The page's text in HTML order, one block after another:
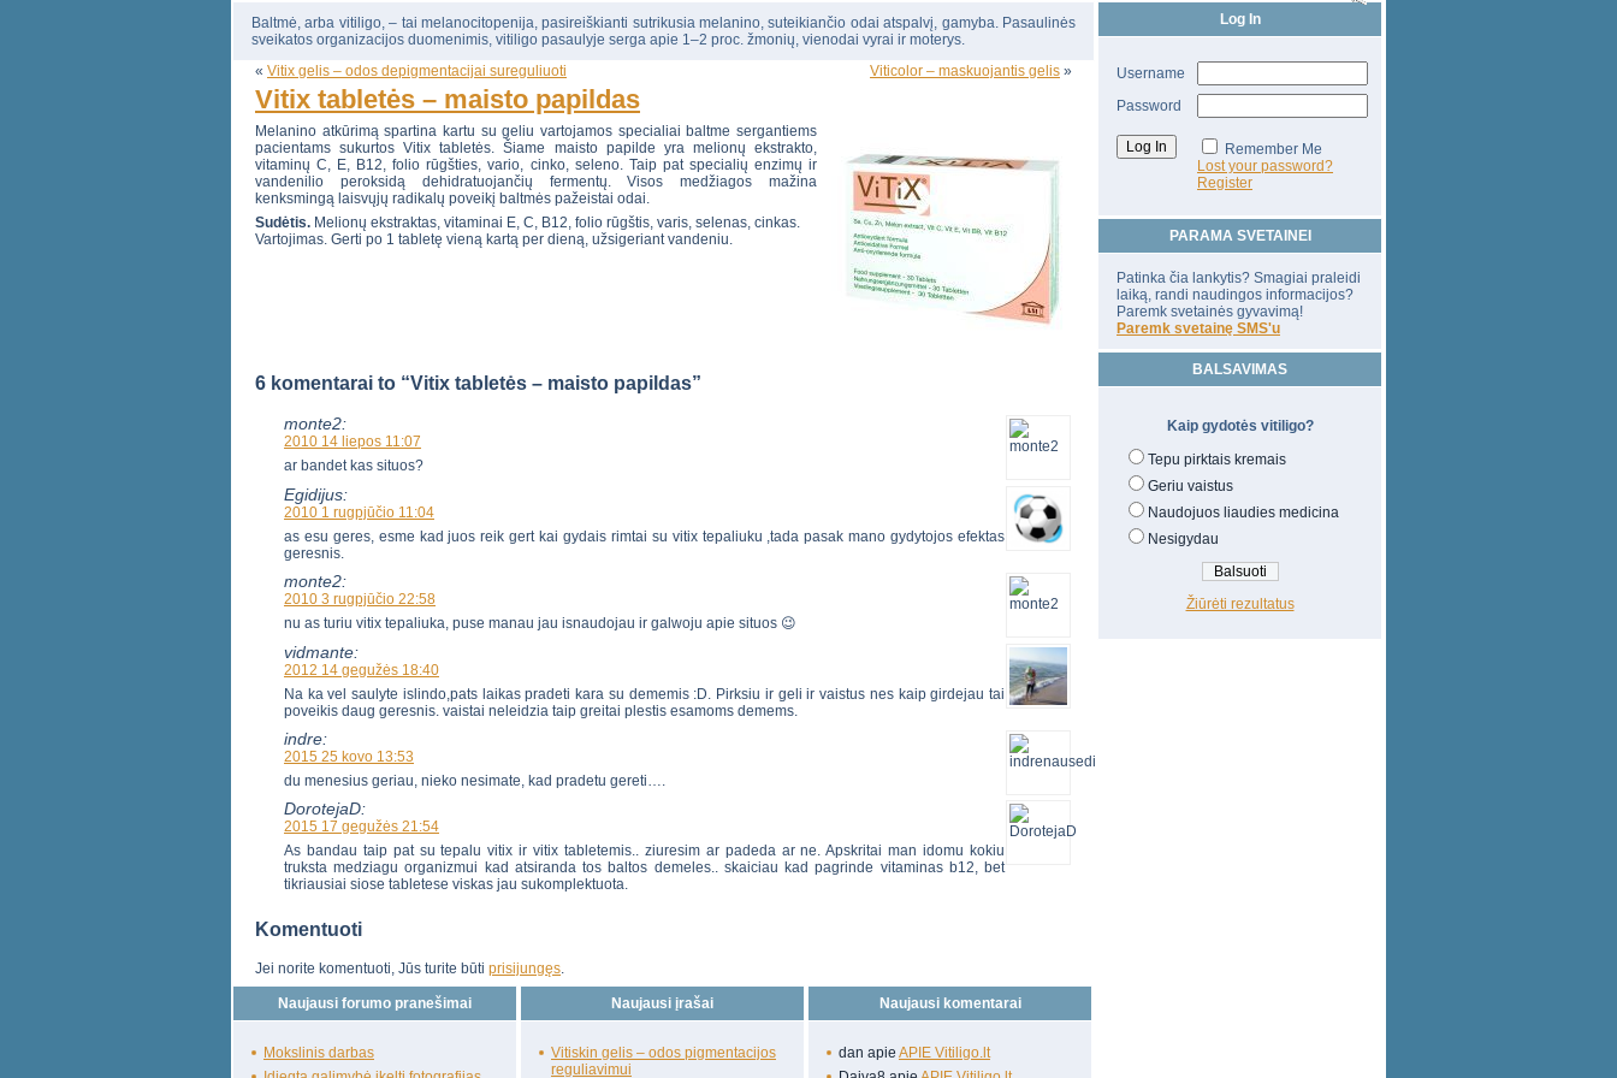
Baltmė, arba vitiligo, – tai melanocitopenija, pasireiškianti sutrikusia melanino, suteikiančio odai atspalvį, gamyba. Pasaulinės
sveikatos organizacijos duomenimis, vitiligo pasaulyje serga apie 1–2 proc. žmonių, vienodai vyrai ir moterys.
« Vitix gelis – odos depigmentacijai sureguliuoti Viticolor – maskuojantis gelis »
Vitix tabletės – maisto papildas
Melanino atkūrimą spartina kartu su geliu vartojamos specialiai baltme sergantiems
pacientams sukurtos Vitix tabletės. Šiame maisto papilde yra melionų ekstrakto,
vitaminų C, E, B12, folio rūgšties, vario, cinko, seleno. Taip pat specialių enzimų ir
vandenilio peroksidą dehidratuojančių fermentų. Visos medžiagos mažina
kenksmingą laisvųjų radikalų poveikį baltmės pažeistai odai.
Sudėtis. Melionų ekstraktas, vitaminai E, C, B12, folio rūgštis, varis, selenas, cinkas.
Vartojimas. Gerti po 1 tabletę vieną kartą per dieną, užsigeriant vandeniu.
6 komentarai to “Vitix tabletės – maisto papildas”
monte2:
2010 14 liepos 11:07
ar bandet kas situos?
Egidijus:
2010 1 rugpjūčio 11:04
as esu geres, esme kad juos reik gert kai gydais rimtai su vitix tepaliuku ,tada pasak mano gydytojos efektas
geresnis.
monte2:
2010 3 rugpjūčio 22:58
nu as turiu vitix tepaliuka, puse manau jau isnaudojau ir galwoju apie situos 😉
vidmante:
2012 14 gegužės 18:40
Na ka vel saulyte islindo,pats laikas pradeti kara su dememis :D. Pirksiu ir geli ir vaistus nes kaip girdejau tai
poveikis daug geresnis. vaistai neleidzia taip greitai plestis esamoms demems.
indre:
2015 25 kovo 13:53
du menesius geriau, nieko nesimate, kad pradetu gereti….
DorotejaD:
2015 17 gegužės 21:54
As bandau taip pat su tepalu vitix ir vitix tabletemis.. ziuresim ar padeda ar ne. Apskritai man idomu kokiu
truksta medziagu organizmui kad atsiranda tos baltos demeles.. skaiciau kad pagrinde vitaminas b12, bet
tikriausiai siose tabletese viskas jau sukomplektuota.
Komentuoti
Jei norite komentuoti, Jūs turite būti prisijungęs.
Naujausi forumo pranešimai
Mokslinis darbas
Naujausi įrašai
Vitiskin gelis – odos pigmentacijos
reguliavimui
Naujausi komentarai
dan apie APIE Vitiligo.lt
Log In
Username
Password
Remember Me
Lost your password?
Register
PARAMA SVETAINEI
Patinka čia lankytis? Smagiai praleidi
laiką, randi naudingos informacijos?
Paremk svetainės gyvavimą!
Paremk svetainę SMS'u
BALSAVIMAS
Kaip gydotės vitiligo?
Tepu pirktais kremais
Geriu vaistus
Naudojuos liaudies medicina
Nesigydau
Žiūrėti rezultatus